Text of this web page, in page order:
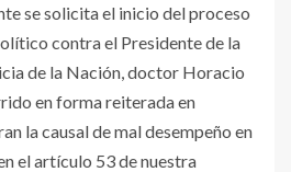
se solicita el inicio del proceso
contra el Presidente de la
de la Nación, doctor Horacio
en forma reiterada en
la causal de mal desempeño en
el artículo 53 de nuestra